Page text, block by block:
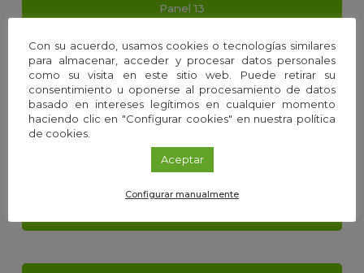
Panel 13
Panel 14
Panel 15
Con su acuerdo, usamos cookies o tecnologías similares
para almacenar, acceder y procesar datos personales
como su visita en este sitio web. Puede retirar su
consentimiento u oponerse al procesamiento de datos
basado en intereses legítimos en cualquier momento
haciendo clic en "Configurar cookies" en nuestra política
de cookies.
Aceptar
Configurar manualmente